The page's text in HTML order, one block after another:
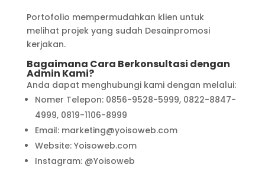
Portofolio mempermudahkan klien untuk
melihat projek yang sudah Desainpromosi
kerjakan.
Bagaimana Cara Berkonsultasi dengan
Admin Kami?
Anda dapat menghubungi kami dengan melalui:
Nomer Telepon: 0856-9528-5999, 0822-8847-
4999, 0819-1106-8999
Email: marketing@yoisoweb.com
Website: Yoisoweb.com
Instagram: @Yoisoweb